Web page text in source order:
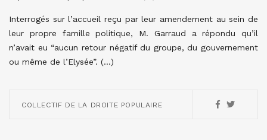
Interrogés sur l’accueil reçu par leur amendement au sein de
leur propre famille politique, M. Garraud a répondu qu’il
n’avait eu “aucun retour négatif du groupe, du gouvernement
ou même de l’Elysée”. (…)
COLLECTIF DE LA DROITE POPULAIRE